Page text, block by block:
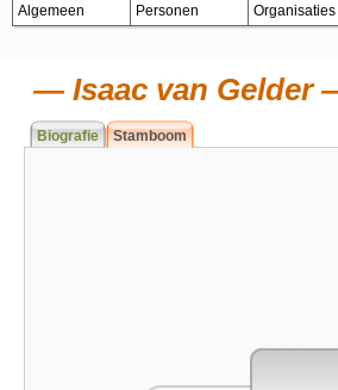
Algemeen Personen Organisaties
Isaac van Gelder
Biografie Stamboom